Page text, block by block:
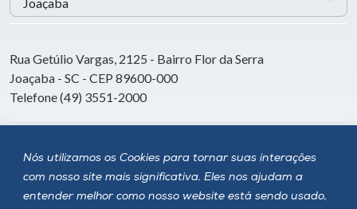
Nós utilizamos os Cookies para tornar suas interações
com nosso site mais significativa. Eles nos ajudam a
entender melhor como nosso website está sendo usado,
Rua Getúlio Vargas, 2125 - Bairro Flor da Serra
Joaçaba - SC - CEP 89600-000
Telefone (49) 3551-2000
Siga a Unoesc